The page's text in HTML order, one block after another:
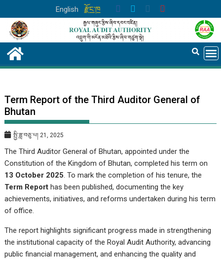
to
content
English རྫོང་ཁ
Term Report of the Third Auditor General of
Bhutan
སྤྱི་ཟླ་བཅུ་པ། 21, 2025
The Third Auditor General of Bhutan, appointed under the
Constitution of the Kingdom of Bhutan, completed his term on
13 October 2025. To mark the completion of his tenure, the
Term Report has been published, documenting the key
achievements, initiatives, and reforms undertaken during his term
of office.
The report highlights significant progress made in strengthening
the institutional capacity of the Royal Audit Authority, advancing
public financial management, and enhancing the quality and